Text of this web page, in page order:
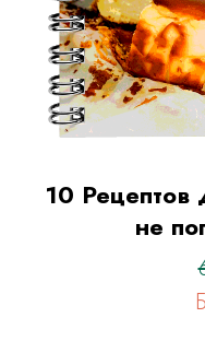
10 Рецептов
не